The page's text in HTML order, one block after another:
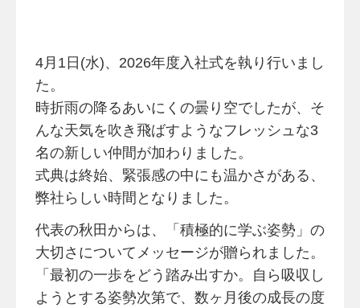
4月1日(水)、2026年度入社式を執り行いまし
た。
時折雨の降るあいにくの曇り空でしたが、そ
んな天気を吹き飛ばすようなフレッシュな3
名の新しい仲間が加わりました。
式典は終始、緊張感の中にも温かさがある、
弊社らしい時間となりました。
代表の秋田からは、「積極的に学ぶ姿勢」の
大切さについてメッセージが贈られました。
「最初の一歩をどう踏み出すか。自ら吸収し
ようとする姿勢次第で、数ヶ月後の成長の度